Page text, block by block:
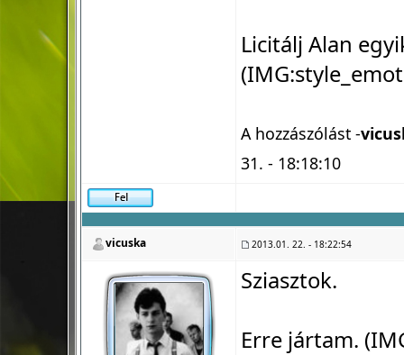
Licitálj Alan
(IMG:
A hozzászólást -
31. - 18:18:10
vicuska 2013.01. 22. - 18:22:54
Sziasztok.
Erre jártam.